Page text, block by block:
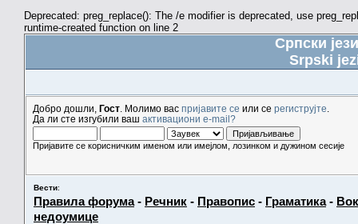
Deprecated: preg_replace(): The /e modifier is deprecated, use
runtime-created function on line 2
Српски
Srpski
Добро дошли, Гост . Молимо вас пријавите се или се региструјте
Да ли сте изгубили ваш активациони e-mail?
Пријавите се корисничким именом или имејлом, лозинком и дужином сесије
Вести:
Правила форума- Речник - Правопис - Граматика-
недоумице